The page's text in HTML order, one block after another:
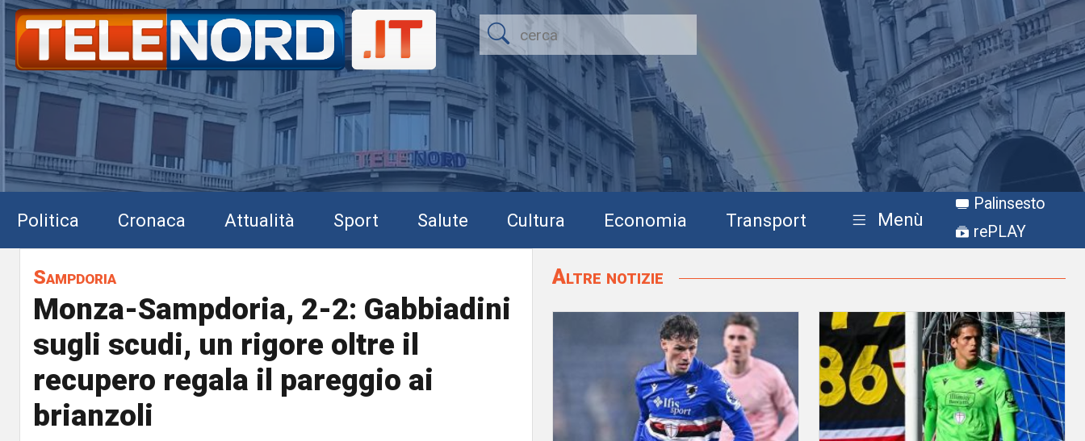
Politica Cronaca Attualità Sport Salute Cultura Economia Transport Menù
Palinsesto
rePLAY
Sampdoria
Monza-Sampdoria, 2-2: Gabbiadini
sugli scudi, un rigore oltre il
recupero regala il pareggio ai
brianzoli
Altre notizie